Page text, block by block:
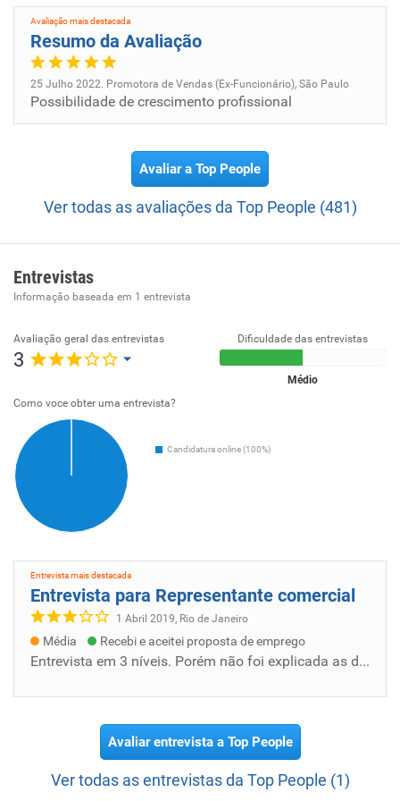
Avaliação mais destacada
Resumo da Avaliação
25 Julho 2022. Promotora de Vendas (Ex-Funcionário), São Paulo
Possibilidade de crescimento profissional
Avaliar a Top People
Ver todas as avaliações da Top People (481)
Entrevistas
Informação baseada em 1 entrevista
Avaliação geral das entrevistas
3
Dificuldade das entrevistas
Médio
Como voce obter uma entrevista?
Candidatura online (100%)
Entrevista mais destacada
Entrevista para Representante comercial
1 Abril 2019, Rio de Janeiro
Média Recebi e aceitei proposta de emprego
Entrevista em 3 níveis. Porém não foi explicada as diretrizes de trabalho na mesma. Não ficou bem claro como eles queriam que a gente desemp...
Avaliar entrevista a Top People
Ver todas as entrevistas da Top People (1)